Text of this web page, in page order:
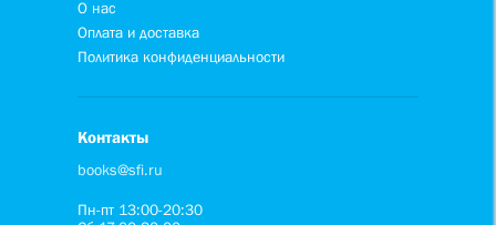
О нас
Оплата и доставка
Политика конфиденциальности
Контакты
books@sfi.ru
Пн-пт 13:00-20:30